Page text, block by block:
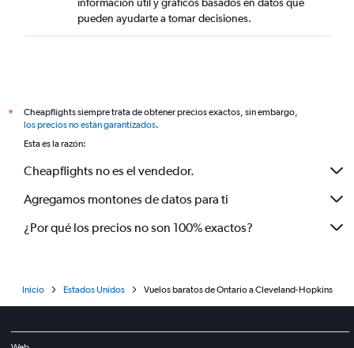
pueden ayudarte a tomar decisiones.
*
Cheapflights siempre trata de obtener precios exactos, sin embargo,
los precios no están garantizados.
Esta es la razón:
Cheapflights no es el vendedor.
Agregamos montones de datos para ti
¿Por qué los precios no son 100% exactos?
Inicio Estados Unidos Vuelos baratos de Ontario a Cleveland-Hopkins